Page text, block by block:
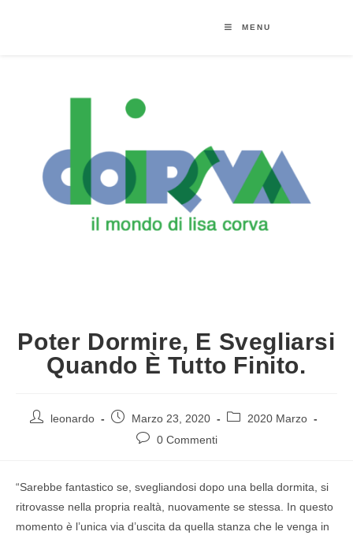
MENU
Poter Dormire, E Svegliarsi
Quando È Tutto Finito.
leonardo Marzo 23, 2020
2020 Marzo
0 Commenti
“Sarebbe fantastico se, svegliandosi dopo una bella dormita, si
ritrovasse nella propria realtà, nuovamente se stessa. In questo
momento è l’unica via d’uscita da quella stanza che le venga in